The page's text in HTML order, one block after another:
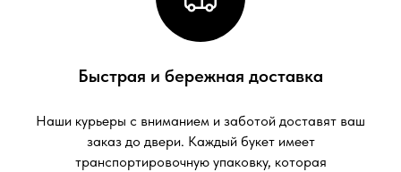
Быстрая и бережная доставка
Наши курьеры с вниманием и заботой доставят ваш
транспортировочную упаковку, которая
обеспечивает сохранность цветочной композиции
в пути к получателю